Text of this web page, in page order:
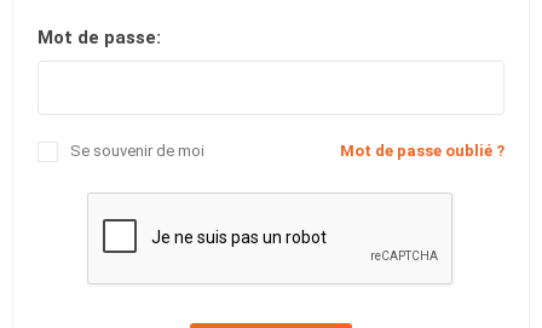
Mot de passe:
Mot de passe oublié ?
Se souvenir de moi